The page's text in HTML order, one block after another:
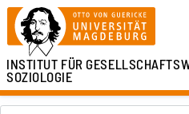
INSTITUT FÜR
SOZIOLOGIE